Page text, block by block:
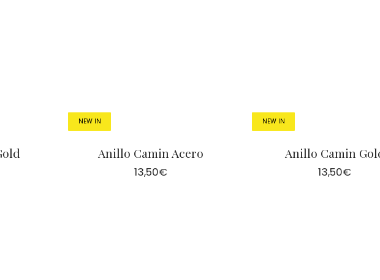
NEW IN
Anillo Camin Acero
13,50€
NEW IN
Anillo Camin
13,50€